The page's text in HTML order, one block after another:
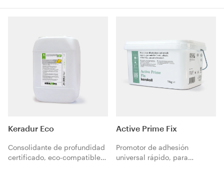
Keradur Eco
Consolidante de profundidad
certificado, eco-compatible
Active Prime Fix
Promotor de adhesión
universal rápido, para